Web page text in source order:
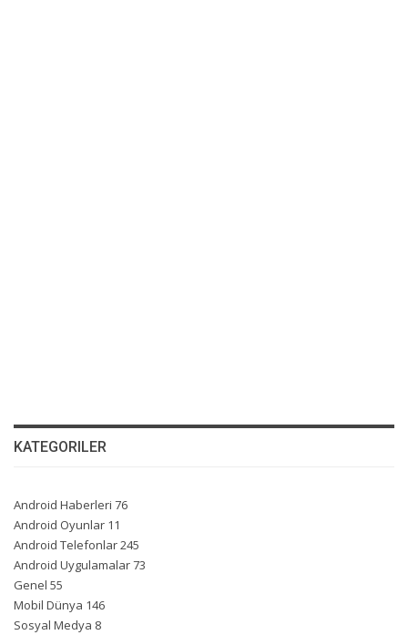
KATEGORILER
Android Haberleri 76
Android Oyunlar 11
Android Telefonlar245
Android Uygulamalar73
Genel 55
Mobil Dünya 146
Sosyal Medya 8